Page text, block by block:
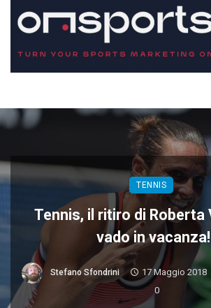
TENNIS
Tennis, il ritiro di Roberta
vado in
Stefano Sfondrini 17 Maggio 2018
0